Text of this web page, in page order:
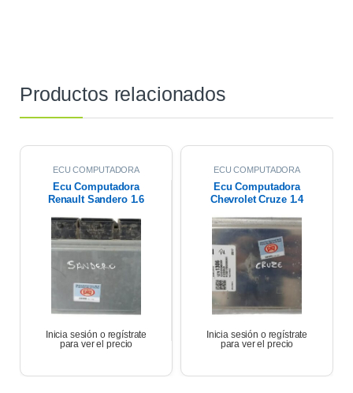
Productos relacionados
ECU COMPUTADORA
Ecu Computadora
Renault Sandero 1.6
Inicia sesión o regístrate
para ver el precio
ECU COMPUTADORA
Ecu Computadora
Chevrolet Cruze 1.4
Inicia sesión o regístrate
para ver el precio